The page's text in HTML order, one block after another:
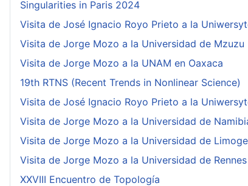
Singularities in Paris 2024
Visita de José Ignacio Royo Prieto a la
Visita de Jorge Mozo a la Universidad de Mzuzu
Visita de Jorge Mozo a la UNAM en Oaxaca
19th RTNS (Recent Trends in Nonlinear Science)
Visita de José Ignacio Royo Prieto a la
Visita de Jorge Mozo a la Universidad de
Visita de Jorge Mozo a la Universidad de
Visita de Jorge Mozo a la Universidad de Rennes
XXVIII Encuentro de Topología